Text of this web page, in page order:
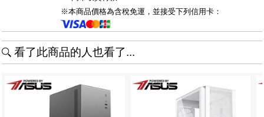
※本商品價格為含稅免運，並接受下列信用卡：
看了此商品的人也看了...